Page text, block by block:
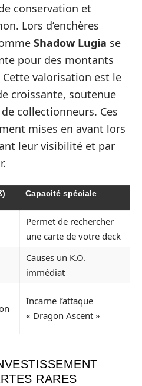
conservation et
Lors d’enchères
Shadow Lugia se
pour des montants
Cette valorisation est le
croissante, soutenue
collectionneurs. Ces
mises en avant lors
leur visibilité et par
Capacité spéciale
Permet de rechercher
une carte de votre deck
Causes un K.O.
immédiat
Incarne l’attaque
« Dragon Ascent »
RARES